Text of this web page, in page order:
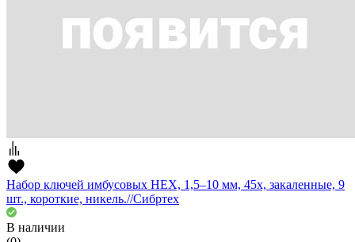
Набор ключей имбусовых HEX, 1,5–10 мм, 45x, закаленные, 9
шт., короткие, никель.//Сибртех
В наличии